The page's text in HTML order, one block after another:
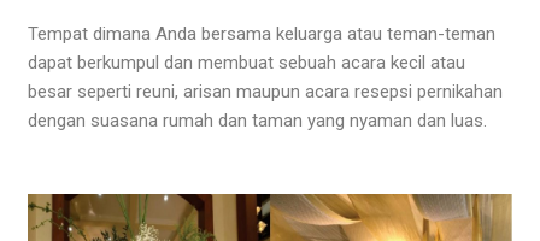
Tempat dimana Anda bersama keluarga atau teman-teman
dapat berkumpul dan membuat sebuah acara kecil atau
besar seperti reuni, arisan maupun acara resepsi pernikahan
dengan suasana rumah dan taman yang nyaman dan luas.